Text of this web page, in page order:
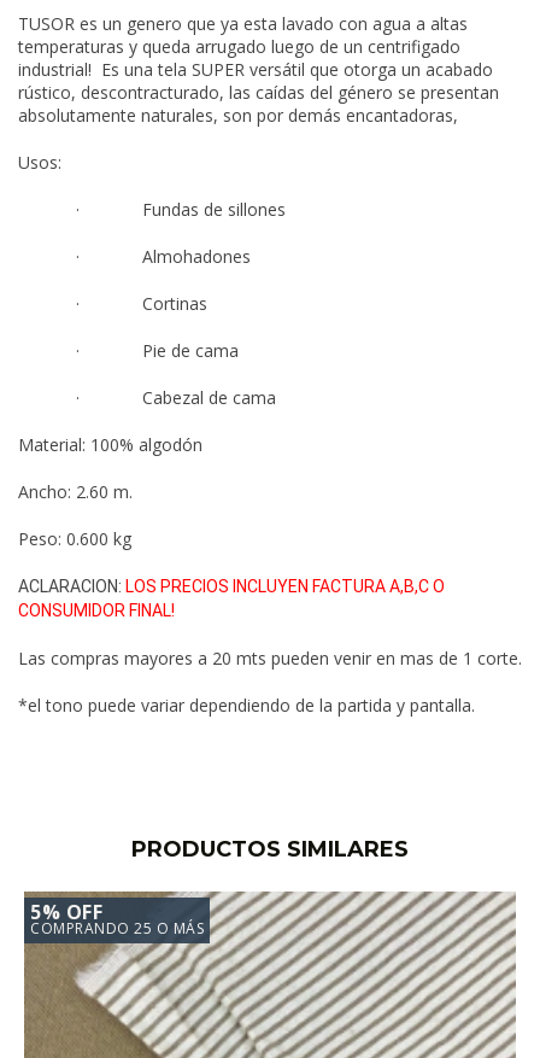
TUSOR es un genero que ya esta lavado con agua a altas
temperaturas y queda arrugado luego de un centrifigado
industrial! Es una tela SUPER versátil que otorga un acabado
rústico, descontracturado, las caídas del género se presentan
absolutamente naturales, son por demás encantadoras,
Usos:
· Fundas de sillones
· Almohadones
· Cortinas
· Pie de cama
· Cabezal de cama
Material: 100% algodón
Ancho: 2.60 m.
Peso: 0.600 kg
ACLARACION: LOS PRECIOS INCLUYEN FACTURA A,B,C O
CONSUMIDOR FINAL!
Las compras mayores a 20 mts pueden venir en mas de 1 corte.
*el tono puede variar dependiendo de la partida y pantalla.
PRODUCTOS SIMILARES
5% OFF
COMPRANDO 25 O MÁS